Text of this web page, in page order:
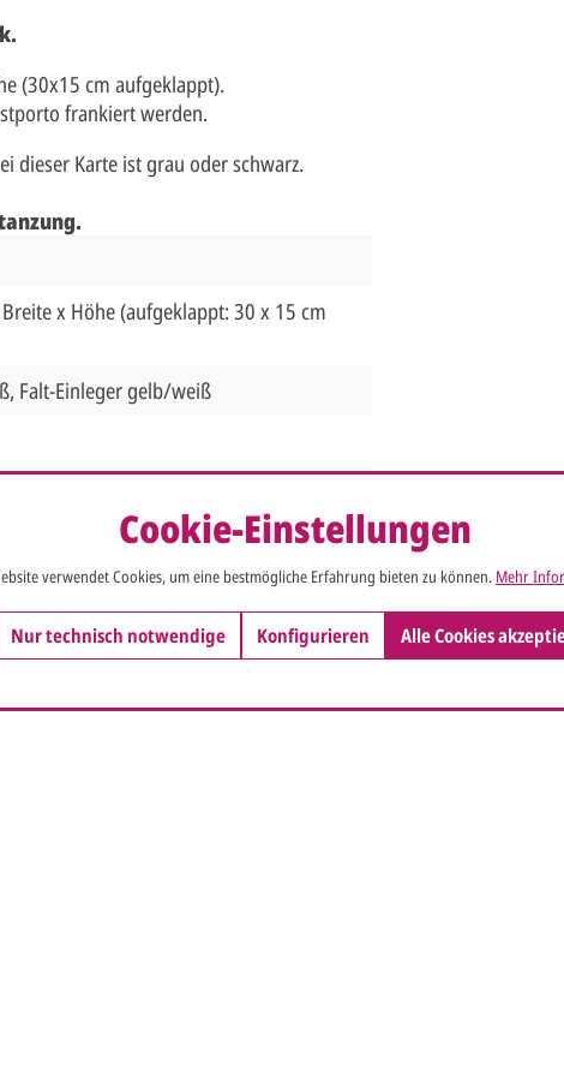
(30x15 cm aufgeklappt).
frankiert werden.
dieser Karte ist grau oder schwarz.
x Höhe (aufgeklappt: 30 x 15 cm
Falt-Einleger gelb/weiß
versendet werden,
BriefumschlagCookie-Einstellungen
verwendet Cookies, um eine bestmögliche Erfahrung bieten zu können. Mehr
Nur technisch notwendige Konfigurieren Alle Cookies